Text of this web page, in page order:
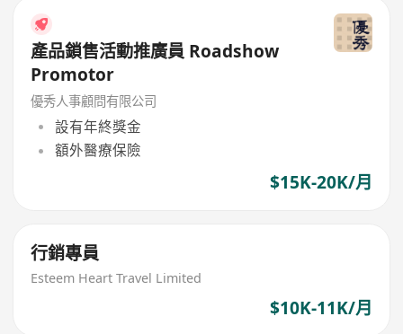
產品鎖售活動推廣員 Roadshow
Promotor
優秀人事顧問有限公司
設有年終獎金
額外醫療保險
$15K-20K/月
行銷專員
Esteem Heart Travel Limited
$10K-11K/月